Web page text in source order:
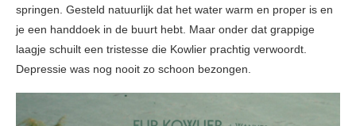
springen. Gesteld natuurlijk dat het water warm en proper is en
je een handdoek in de buurt hebt. Maar onder dat grappige
laagje schuilt een tristesse die Kowlier prachtig verwoordt.
Depressie was nog nooit zo schoon bezongen.